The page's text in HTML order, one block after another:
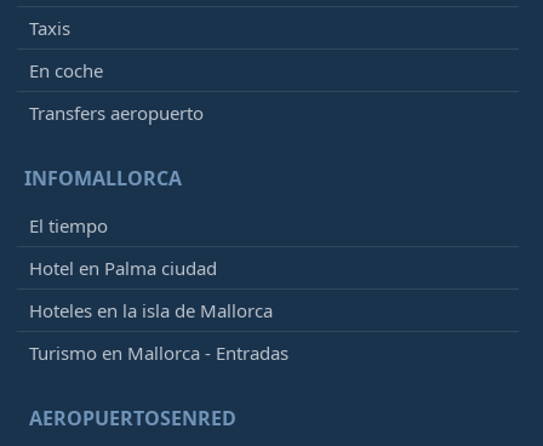
Taxis
En coche
Transfers aeropuerto
INFOMALLORCA
El tiempo
Hotel en Palma ciudad
Hoteles en la isla de Mallorca
Turismo en Mallorca - Entradas
AEROPUERTOSENRED